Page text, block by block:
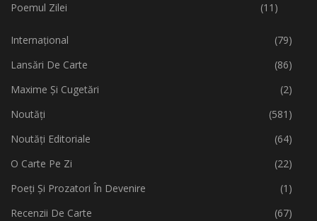
Poemul Zilei
(11)
Internațional
(79)
Lansări De Carte
(86)
Maxime Și Cugetări
(2)
Noutăți
(581)
Noutăți Editoriale
(64)
O Carte Pe Zi
(22)
Poeți Și Prozatori În Devenire
(1)
Recenzii De Carte
(67)